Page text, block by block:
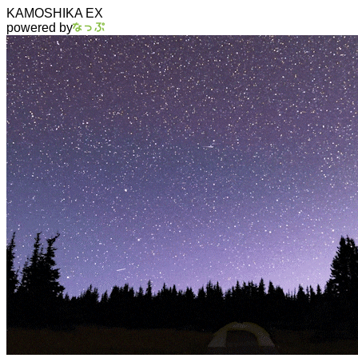
KAMOSHIKA EX
powered by